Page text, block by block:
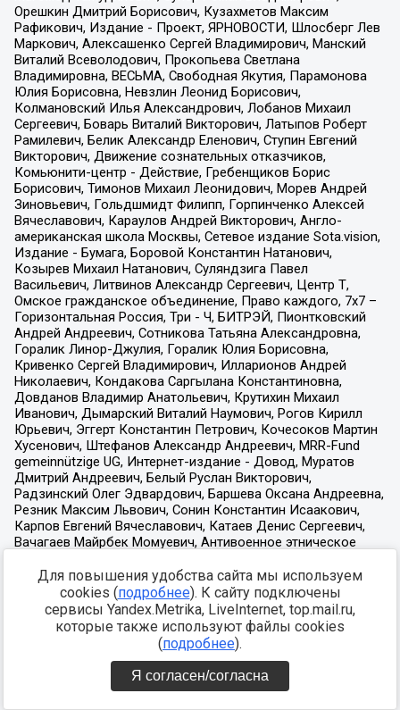
Для повышения удобства сайта мы используем
cookies (подробнее). К сайту подключены
сервисы Yandex.Metrika, LiveInternet, top.mail.ru,
которые также используют файлы cookies
(подробнее).
Я согласен/согласна